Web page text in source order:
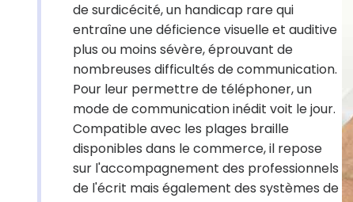
de surdicécité, un handicap rare qui
entraîne une déficience visuelle et auditive
plus ou moins sévère, éprouvant de
nombreuses difficultés de communication.
Pour leur permettre de téléphoner, un
mode de communication inédit voit le jour.
Compatible avec les plages braille
disponibles dans le commerce, il repose
sur l'accompagnement des professionnels
de l'écrit mais également des systèmes de